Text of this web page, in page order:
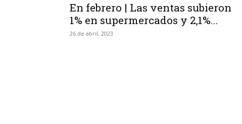
En febrero | Las ventas subieron
1% en supermercados y 2,1%...
26 de abril, 2023